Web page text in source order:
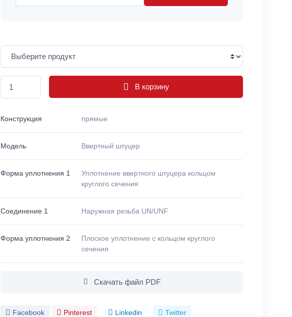
В корзину
Конструкция прямые
Модель Ввертный штуцер
Форма уплотнения 1
Уплотнение ввертного штуцера кольцом
круглого сечения
Соединение 1 Наружная резьба UN/UNF
Форма уплотнения 2
Плоское уплотнение с кольцом круглого
сечения
Скачать файл PDF
Facebook Pinterest Linkedin Twitter